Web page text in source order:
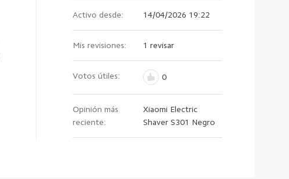
Activo desde: 14/04/2026 19:22
Mis revisiones: 1 revisar
Votos útiles: 0
Opinión más
reciente:
Xiaomi Electric
Shaver S301 Negro